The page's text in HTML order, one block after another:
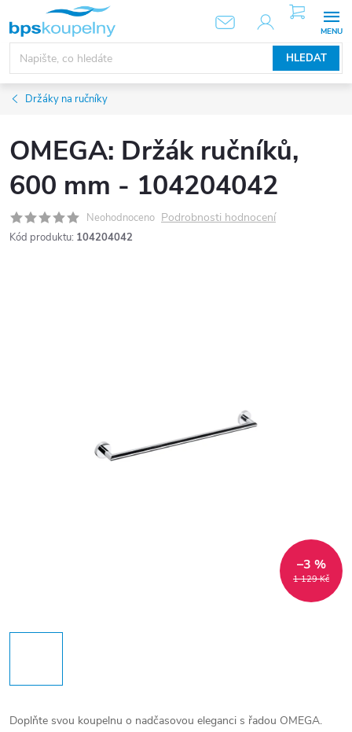
obsah
HLEDAT
NÁKUPNÍ
KOŠÍK
Držáky na ručníky
OMEGA: Držák ručníků,
600 mm - 104204042
Neohodnoceno Podrobnosti hodnocení
Kód produktu: 104204042
1 129 Kč
–3 %
Doplňte svou koupelnu o nadčasovou eleganci s řadou OMEGA.